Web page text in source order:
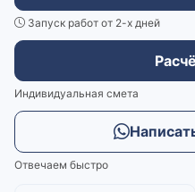
Запуск работ от 2-х дней
Индивидуальная смета
Отвечаем быстро